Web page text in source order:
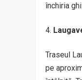
închiria
Traseul
pe